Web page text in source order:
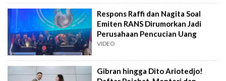
Respons Raffi dan Nagita Soal
Emiten RANS Dirumorkan Jadi
Perusahaan Pencucian Uang
VIDEO
Gibran hingga Dito Ariotedjo!